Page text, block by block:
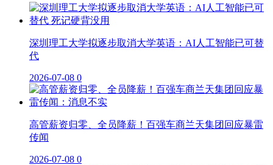
深圳理工大学拟逐步取消大学英语：AI人工智能已可替
代
2026-07-08 0
高管薪资归零、全员降薪！百强车商兰天集团回应暴雷
传闻
2026-07-08 0